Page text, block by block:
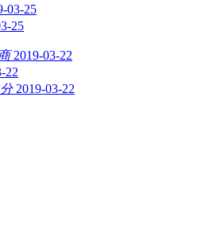
03-25
25
2019-03-22
22
2019-03-22